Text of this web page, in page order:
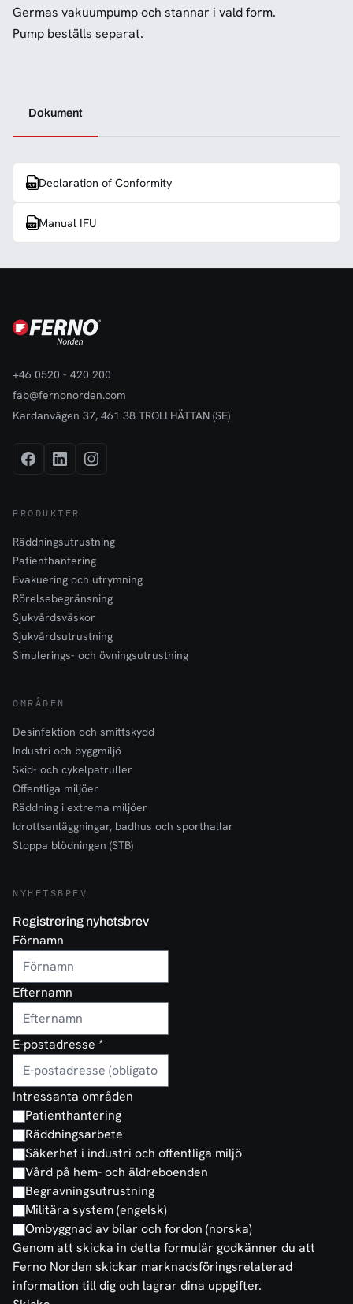
Germas vakuumpump och stannar i vald form.
Pump beställs separat.
Dokument
Declaration of Conformity
Manual IFU
+46 0520 - 420 200
fab@fernonorden.com
Kardanvägen 37, 461 38 TROLLHÄTTAN (SE)
PRODUKTER
Räddningsutrustning
Patienthantering
Evakuering och utrymning
Rörelsebegränsning
Sjukvårdsväskor
Sjukvårdsutrustning
Simulerings- och övningsutrustning
OMRÅDEN
Desinfektion och smittskydd
Industri och byggmiljö
Skid- och cykelpatruller
Offentliga miljöer
Räddning i extrema miljöer
Idrottsanläggningar, badhus och sporthallar
Stoppa blödningen (STB)
NYHETSBREV
Registrering nyhetsbrev
Förnamn
Efternamn
E-postadresse *
Intressanta områden
Patienthantering
Räddningsarbete
Säkerhet i industri och offentliga miljö
Vård på hem- och äldreboenden
Begravningsutrustning
Militära system (engelsk)
Ombyggnad av bilar och fordon (norska)
Genom att skicka in detta formulär godkänner du att
Ferno Norden skickar marknadsföringsrelaterad
information till dig och lagrar dina uppgifter.